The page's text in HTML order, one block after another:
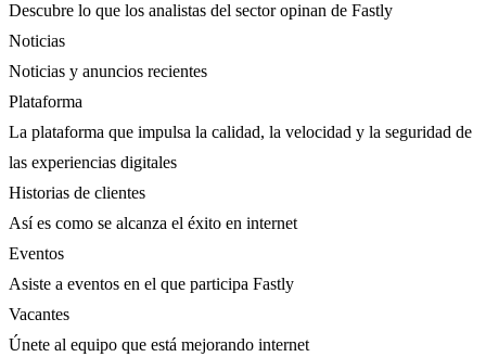
Descubre lo que los analistas del sector opinan de Fastly
Noticias
Noticias y anuncios recientes
Plataforma
La plataforma que impulsa la calidad, la velocidad y la seguridad de
las experiencias digitales
Historias de clientes
Así es como se alcanza el éxito en internet
Eventos
Asiste a eventos en el que participa Fastly
Vacantes
Únete al equipo que está mejorando internet